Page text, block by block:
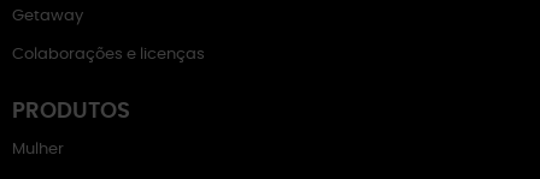
Getaway
Colaborações e licenças
PRODUTOS
Mulher